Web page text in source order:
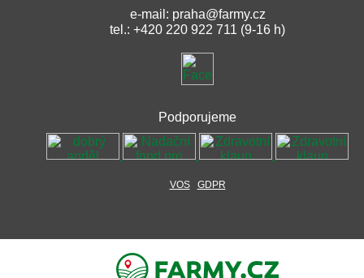
e-mail: praha@farmy.cz
tel.: +420 220 922 711 (9-16 h)
Podporujeme
VOS GDPR